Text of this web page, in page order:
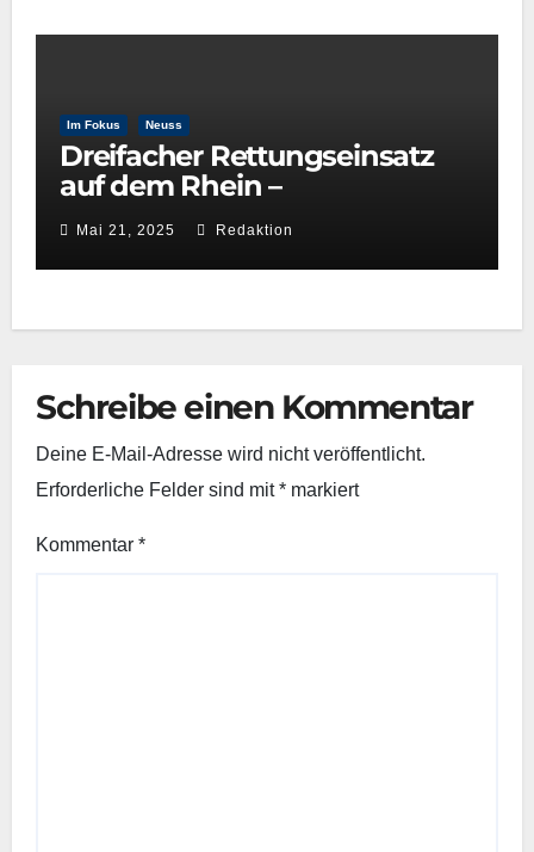
Im Fokus Neuss
Dreifacher Rettungseinsatz
auf dem Rhein –
Wasserwacht Neuss beweist
schnelle Reaktionsfähigkeit
Mai 21, 2025 Redaktion
Schreibe einen Kommentar
Deine E-Mail-Adresse wird nicht veröffentlicht.
Erforderliche Felder sind mit* markiert
Kommentar *